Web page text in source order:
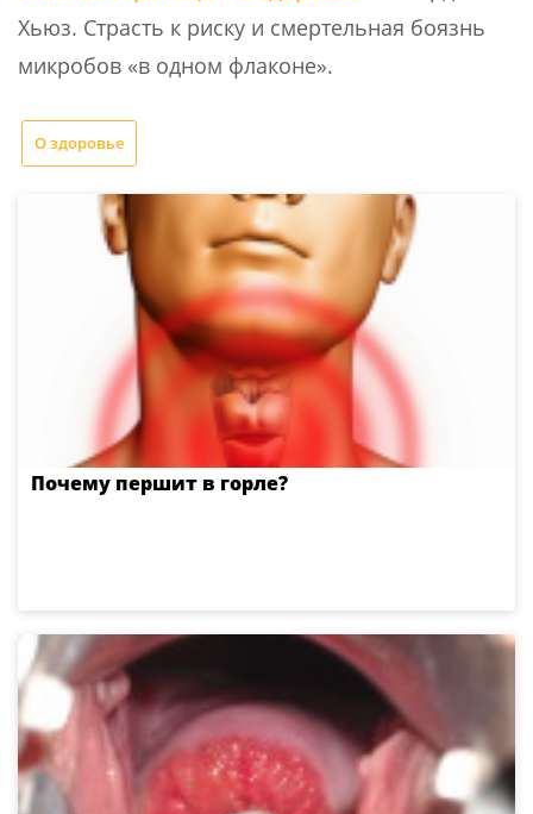
Хьюз. Страсть к риску и смертельная боязнь
микробов «в одном флаконе».
О здоровье
Почему першит в горле?